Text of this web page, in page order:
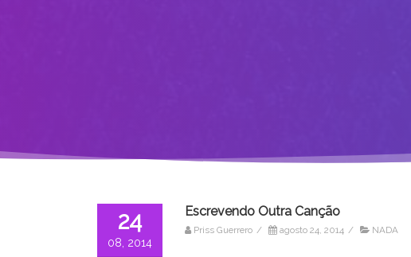
24
08, 2014
Escrevendo Outra Canção
Priss Guerrero / agosto 24, 2014 / NADA